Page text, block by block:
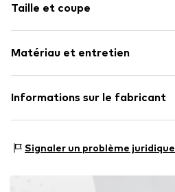
Cuir
Taille et coupe
Coupe : Regular
Taille : Taille normale
Matériau et entretien
Matériau supérieur : 100% Cuir
Informations sur le fabricant
42699 Solingen
Signaler un problème juridique